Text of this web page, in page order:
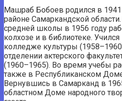
Машраб Бобоев родился в
районе Самаркандской
средней школы в 1956 году
колхозе и в библиотеке.
колледже культуры
отделении актерского
(1960–1965). Во время учебы
также в Республиканском
Вернувшись в Самарканд в
областном Доме народного